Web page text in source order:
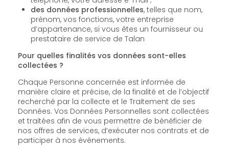
des données professionnelles, telles que nom,
prénom, vos fonctions, votre entreprise
d’appartenance, si vous êtes un fournisseur ou
prestataire de service de Talan
Pour quelles finalités vos données sont-elles
collectées ?
Chaque Personne concernée est informée de
manière claire et précise, de la finalité et de l’objectif
recherché par la collecte et le Traitement de ses
Données. Vos Données Personnelles sont collectées
et traitées afin de vous permettre de bénéficier de
nos offres de services, d’exécuter nos contrats et de
participer à nos événements.